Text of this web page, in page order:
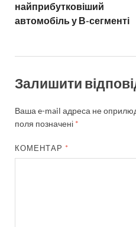
найприбутковіший
автомобіль у В-сегменті
Залишити
Ваша e-mail адреса не
поля позначені *
КОМЕНТАР *